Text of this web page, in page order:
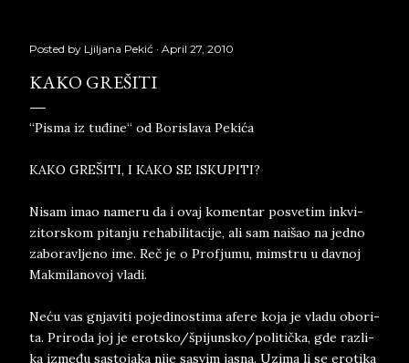
Posted by Ljiljana Pekić April 27, 2010
KAKO GREŠITI
“Pisma iz tuđine“ od Borislava Pekića
KAKO GREŠITI, I KAKO SE IS­KU­PI­TI?
Ni­sam imao na­me­ru da i ovaj ko­men­tar po­sve­tim in­kvi­
zitor­skom pi­tan­ju re­ha­bi­li­ta­ci­je, ali sam na­i­šao na jed­no
za­bo­rav­lje­no ime. Reč je o Pro­fju­mu, mim­stru u dav­noj
Makmil­a­no­voj vla­di.
Neću vas gnja­vi­ti po­je­di­no­sti­ma afe­re ko­ja ­je vla­du obo­ri­
ta. Pri­ro­da ­joj­ je erot­sko/špi­jun­sko/politička, gde raz­li­
ka između sa­sto­ja­ka nije sa­svim ja­sna. Uzi­ma li se ero­ti­ka